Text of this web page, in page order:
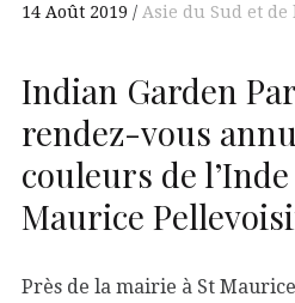
14 Août 2019 Asie du Sud et de
Indian Garden
rendez-vous
couleurs de
Maurice
Près de la mairie à St